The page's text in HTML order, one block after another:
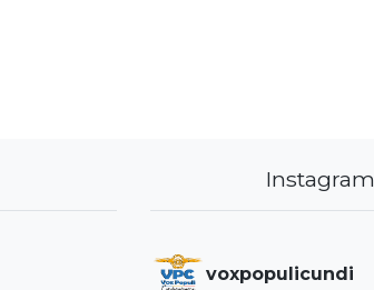
Instagram
voxpopulicundi